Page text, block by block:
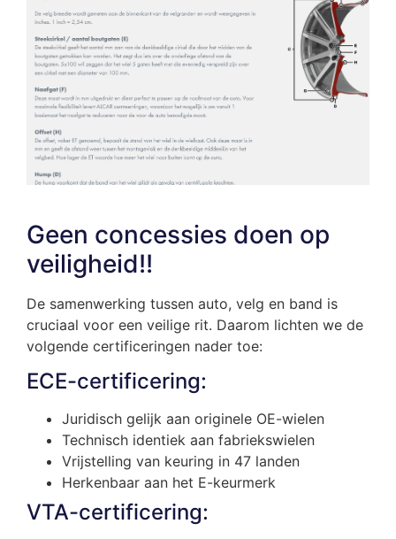
Geen concessies doen op
veiligheid!!
De samenwerking tussen auto, velg en band is
cruciaal voor een veilige rit. Daarom lichten we de
volgende certificeringen nader toe:
ECE-certificering:
Juridisch gelijk aan originele OE-wielen
Technisch identiek aan fabriekswielen
Vrijstelling van keuring in 47 landen
Herkenbaar aan het E-keurmerk
VTA-certificering: